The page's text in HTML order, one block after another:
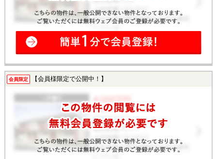
会員限定 【会員様限定で公開中！】